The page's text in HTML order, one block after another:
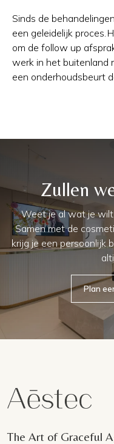
Sinds de
een geleidelijk proces.
om de follow up
werk in het buitenland
een onderhoudsbeurt
Zullen
Weet je al wat je
Samen met de
krijg je een persoonlijk
Plan
The Art of Graceful